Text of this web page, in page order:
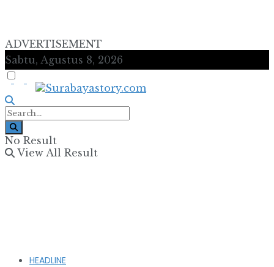
ADVERTISEMENT
Sabtu, Agustus 8, 2026
No Result
View All Result
HEADLINE